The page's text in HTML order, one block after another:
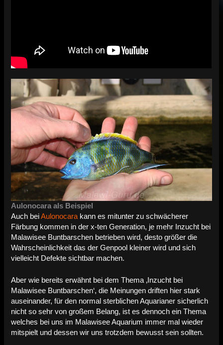
Aulonocara als Beispiel
Auch beiAulonocara kann es mitunter zu schwächerer
Färbung kommen in der x-ten Generation, je mehr Inzucht bei
Malawisee Buntbarschen betrieben wird, desto größer die
Wahrscheinlichkeit das der Genpool kleiner wird und sich
vielleicht Defekte sichtbar machen.
Aber wie bereits erwähnt bei dem Thema ‚Inzucht bei
Malawisee Buntbarschen‘, die Meinungen driften hier stark
auseinander, für den normal sterblichen Aquarianer sicherlich
nicht so sehr von großem Belang, ist es dennoch ein Thema
welches bei uns im Malawisee Aquarium immer mal wieder
mitspielt und dessen wir uns trotzdem bewusst sein sollten.